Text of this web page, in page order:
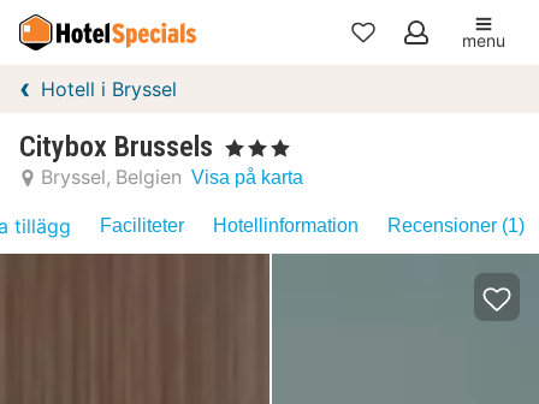
Mina
menu
Hotell i Bryssel
Citybox Brussels , 3 Stjärnor
Bryssel Belgien Visa på karta
tillägg Faciliteter Hotellinformation Recensioner (1)